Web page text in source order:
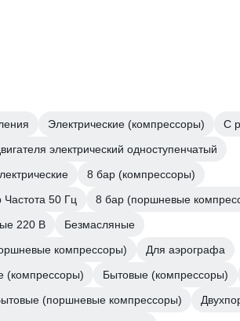
Электрические (компрессоры)
С
электрический одноступенчатый
8 бар (компрессоры)
Частота 50 Гц 8 бар (поршневые
220 В
Безмасляные
компрессоры)
Для аэрографа
(компрессоры) Бытовые (компрессоры)
(поршневые компрессоры)